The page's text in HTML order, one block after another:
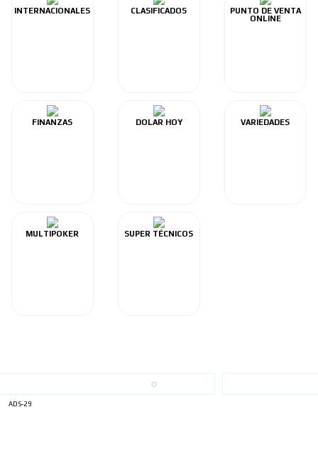
INTERNACIONALES CLASIFICADOS
PUNTO DE VENTA
ONLINE
FINANZAS DOLAR HOY VARIEDADES
MULTIPOKER SUPER TÉCNICOS
ADS-29